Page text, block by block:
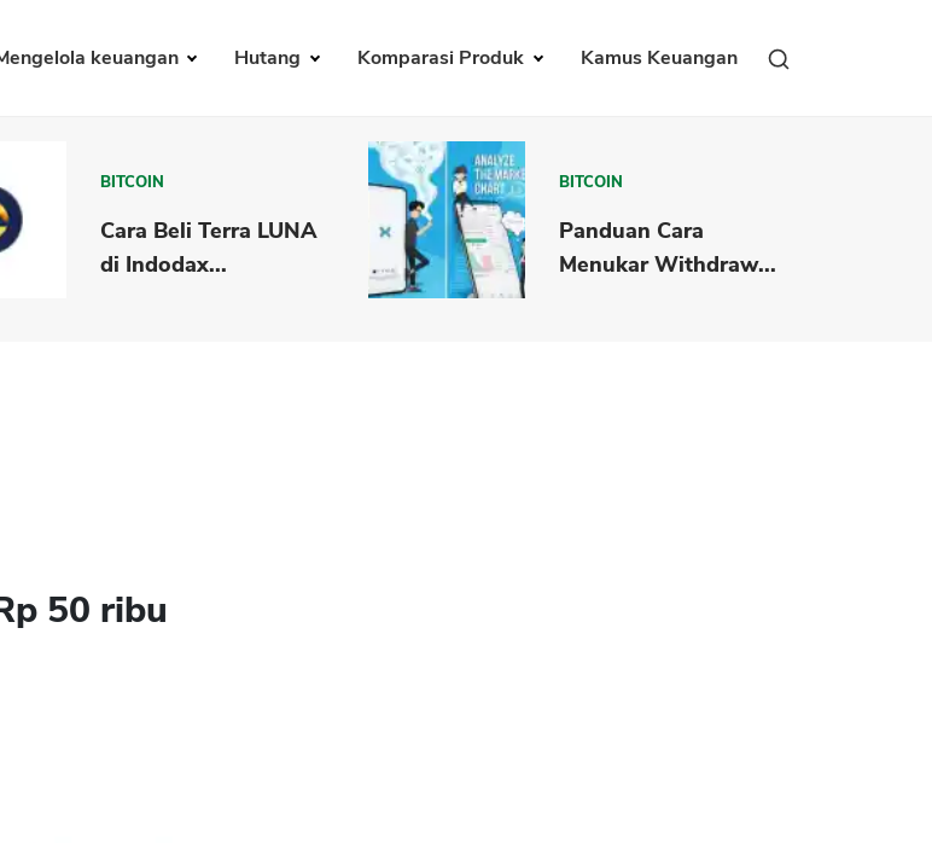
keuangan Hutang Komparasi Produk Kamus Keuangan
BITCOIN
Cara Beli Terra LUNA
di Indodax...
BITCOIN
Panduan Cara
Menukar Withdraw...
50 ribu